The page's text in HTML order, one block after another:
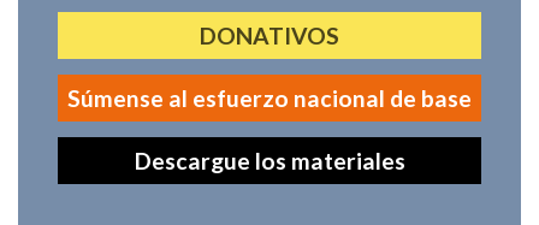
DONATIVOS
Súmense al esfuerzo nacional de base
Descargue los materiales